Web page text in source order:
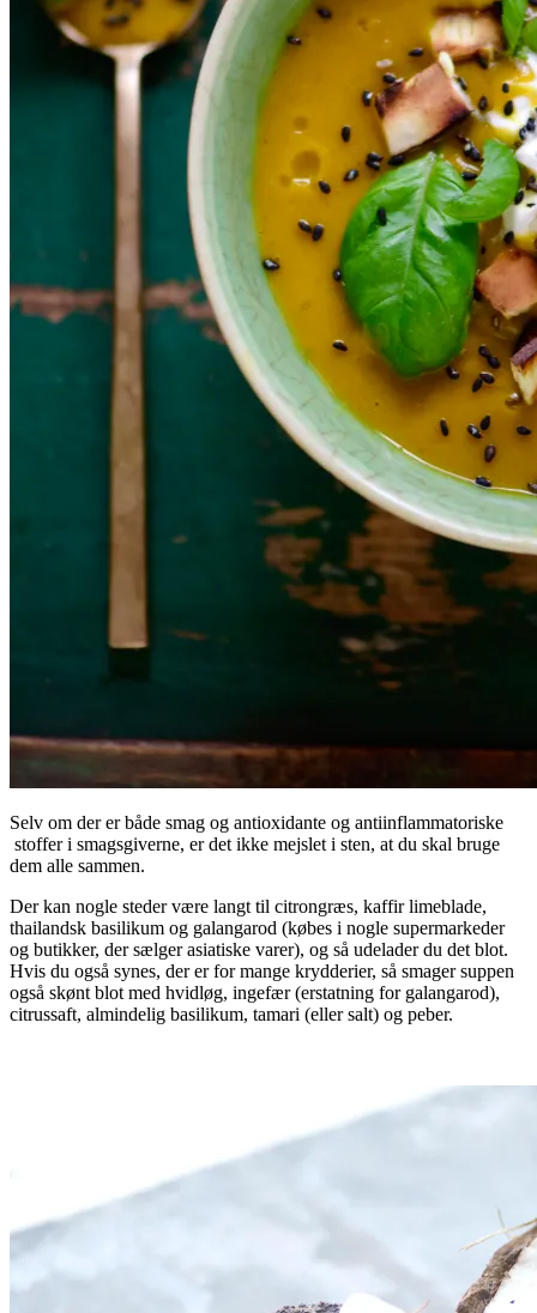
Selv om der er både smag og antioxidante og antiinflammatoriske
stoffer i smagsgiverne, er det ikke mejslet i sten, at du skal bruge
dem alle sammen.
Der kan nogle steder være langt til citrongræs, kaffir limeblade,
thailandsk basilikum og galangarod (købes i nogle supermarkeder
og butikker, der sælger asiatiske varer), og så udelader du det blot.
Hvis du også synes, der er for mange krydderier, så smager suppen
også skønt blot med hvidløg, ingefær (erstatning for galangarod),
citrussaft, almindelig basilikum, tamari (eller salt) og peber.